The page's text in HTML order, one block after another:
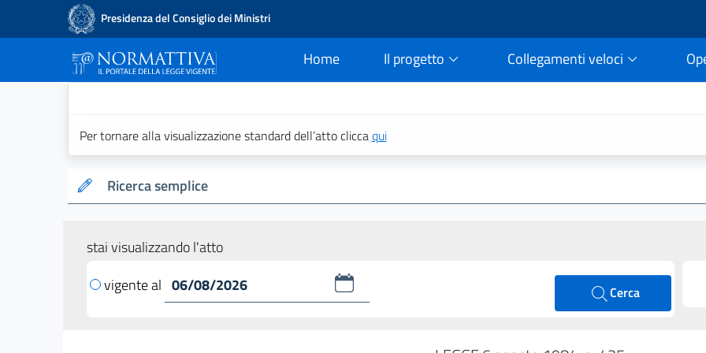
Presidenza del Consiglio dei Ministri
Home
current Il progetto Collegamenti veloci
Per tornare alla visualizzazione standard dell’atto cliccaqui
Ricerca semplice
stai visualizzando l'atto
vigente al
Cerca